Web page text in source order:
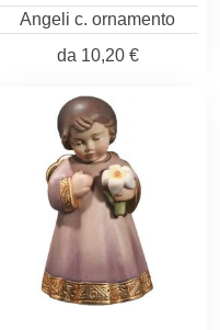
Angeli c. ornamento
da 10,20 €